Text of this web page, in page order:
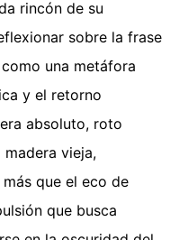
rincón de su
sobre la frase
una metáfora
y el retorno
absoluto, roto
vieja,
que el eco de
que busca